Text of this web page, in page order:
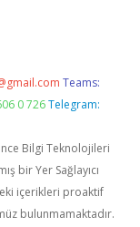
Teams:
0 726 Telegram:
Bilgi Teknolojileri
bir Yer Sağlayıcı
içerikleri proaktif
bulunmamaktadır.